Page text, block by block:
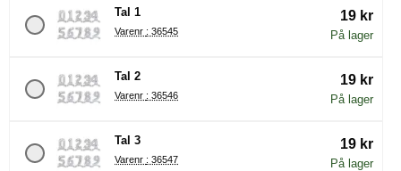
Tal 1
Varenr : 36545
19 kr
På lager
Tal 2
Varenr : 36546
19 kr
På lager
Tal 3
Varenr : 36547
19 kr
På lager